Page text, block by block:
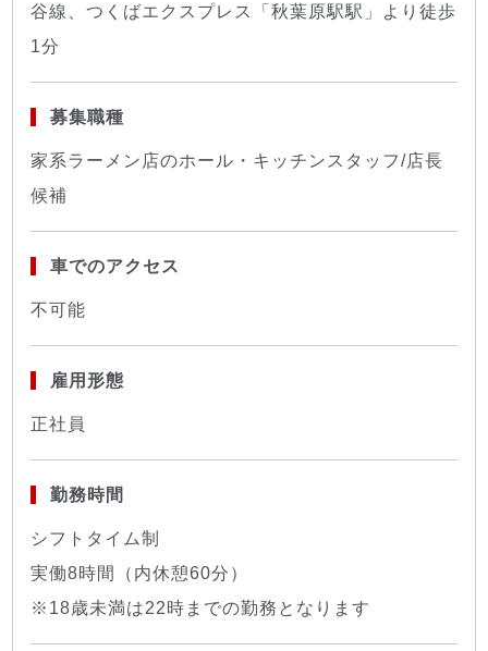
谷線、つくばエクスプレス「秋葉原駅駅」より徒歩
1分
募集職種
家系ラーメン店のホール・キッチンスタッフ/店長
候補
車でのアクセス
不可能
雇用形態
正社員
勤務時間
シフトタイム制
実働8時間（内休憩60分）
※18歳未満は22時までの勤務となります